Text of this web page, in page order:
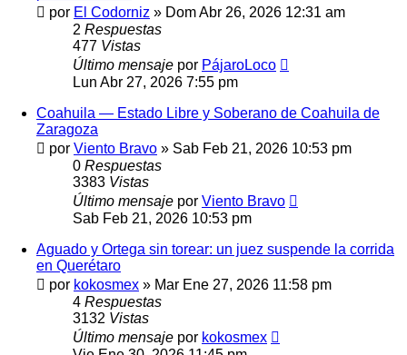
por El Codorniz » Dom Abr 26, 2026 12:31 am
2 Respuestas
477 Vistas
Último mensaje por PájaroLoco
Lun Abr 27, 2026 7:55 pm
Coahuila — Estado Libre y Soberano de Coahuila de
Zaragoza
por Viento Bravo » Sab Feb 21, 2026 10:53 pm
0 Respuestas
3383 Vistas
Último mensaje por Viento Bravo
Sab Feb 21, 2026 10:53 pm
Aguado y Ortega sin torear: un juez suspende la corrida
en Querétaro
por kokosmex » Mar Ene 27, 2026 11:58 pm
4 Respuestas
3132 Vistas
Último mensaje por kokosmex